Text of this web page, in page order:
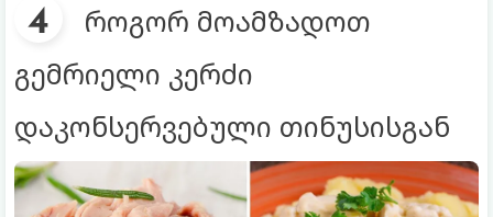
როგორ მოამზადოთ
გემრიელი კერძი
დაკონსერვებული თინუსისგან